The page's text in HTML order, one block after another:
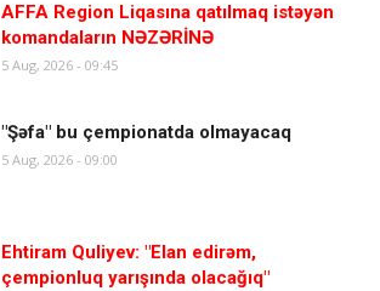
AFFA Region Liqasına qatılmaq istəyən
komandaların NƏZƏRİNƏ
5 Aug, 2026 - 09:45
"Şəfa" bu çempionatda olmayacaq
5 Aug, 2026 - 09:00
Ehtiram Quliyev: "Elan edirəm,
çempionluq yarışında olacağıq"